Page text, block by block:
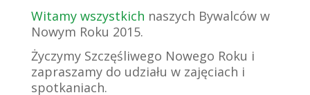
Witamy wszystkich naszych Bywalców w
Nowym Roku 2015.
Życzymy Szczęśliwego Nowego Roku i
zapraszamy do udziału w zajęciach i
spotkaniach.